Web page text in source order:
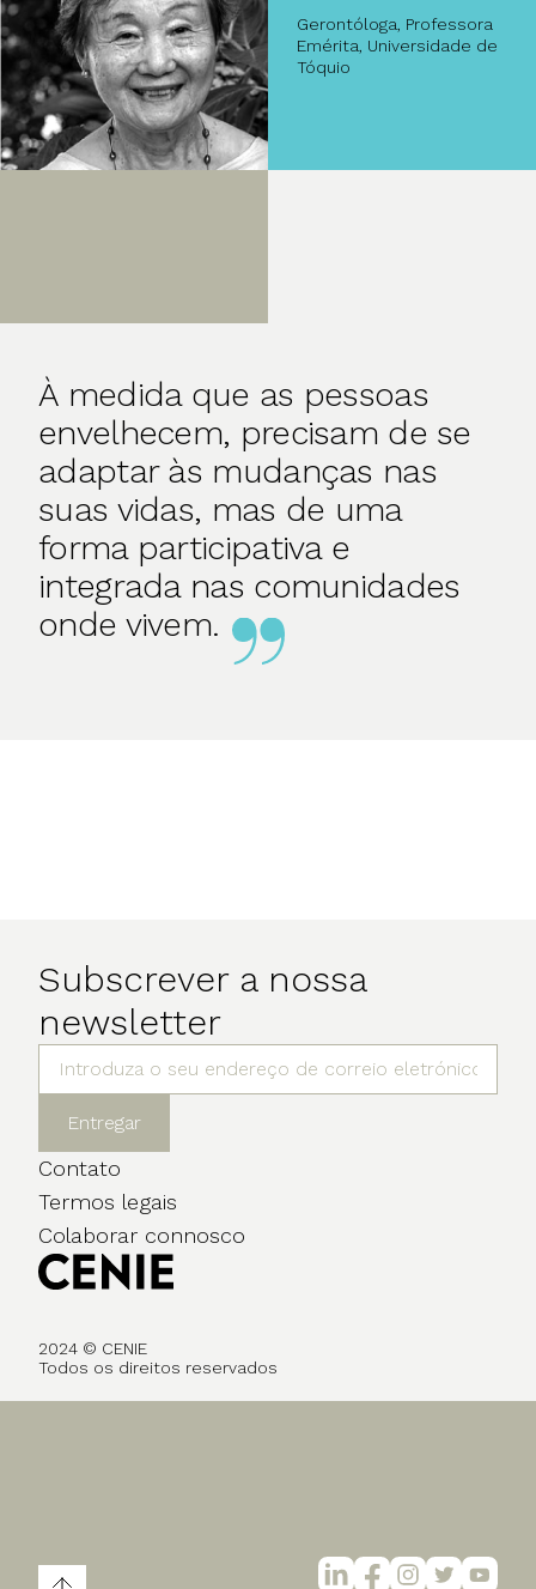
À medida que as pessoas
envelhecem, precisam de se
adaptar às mudanças nas
suas vidas, mas de uma
forma participativa e
integrada nas comunidades
onde vivem.
Gerontóloga, Professora
Emérita, Universidade de
Tóquio
Subscrever a nossa
newsletter
Entregar
Contato
Termos legais
Colaborar connosco
2024 © CENIE
Todos os direitos reservados